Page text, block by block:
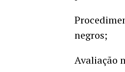
negros;
Avaliação